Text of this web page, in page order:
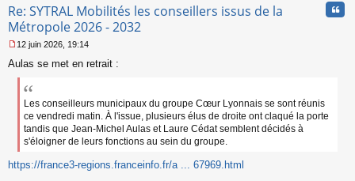
Re: SYTRAL Mobilités les conseillers issus de la
Métropole 2026 - 2032
e
s
n
l
12 juin 2026, 19:14
Aulas se met en retrait :
Les conseilleurs municipaux du groupe Cœur Lyonnais se sont réunis
ce vendredi matin. À l'issue, plusieurs élus de droite ont claqué la porte
tandis que Jean-Michel Aulas et Laure Cédat semblent décidés à
s'éloigner de leurs fonctions au sein du groupe.
https://france3-regions.franceinfo.fr/a ... 67969.html